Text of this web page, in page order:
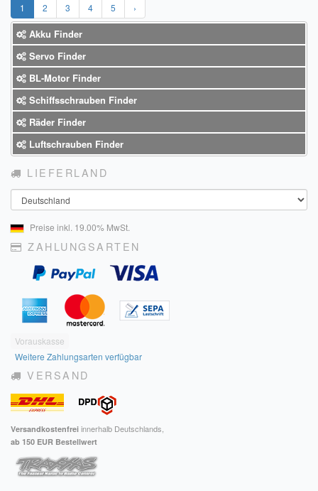
1 2 3 4 5 ›
Akku Finder
Servo Finder
BL-Motor Finder
Schiffsschrauben Finder
Räder Finder
Luftschrauben Finder
LIEFERLAND
Land
Preise inkl. 19.00% MwSt.
ZAHLUNGSARTEN
Vorauskasse
Weitere Zahlungsarten verfügbar
VERSAND
Versandkostenfrei innerhalb Deutschlands,
ab 150 EUR Bestellwert